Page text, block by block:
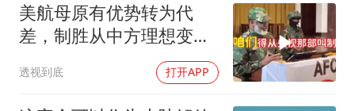
美航母原有优势转为代
差，制胜从中方理想变为
透视到底 打开APP